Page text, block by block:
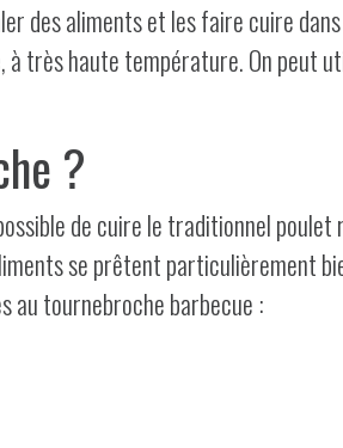
des aliments et les faire cuire
très haute température. On peut
?
de cuire le traditionnel
se prêtent particulièrement
au tournebroche barbecue :